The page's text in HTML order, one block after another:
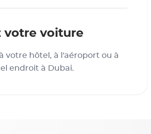
votre voiture
votre hôtel, à l'aéroport ou à
endroit à Dubai.